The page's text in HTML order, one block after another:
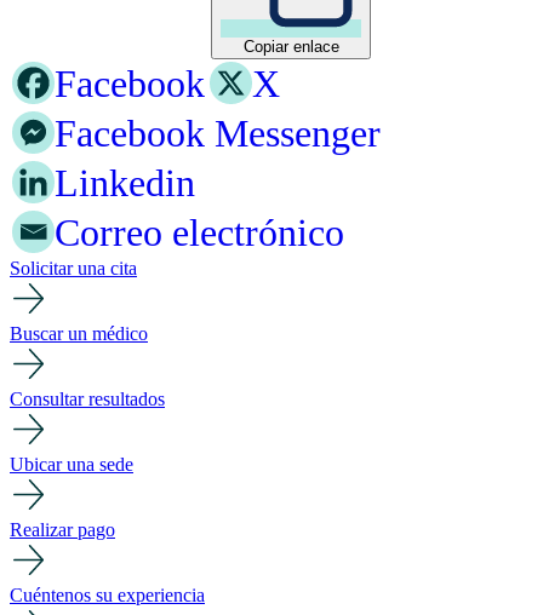
Copiar enlace
Facebook
X
Facebook Messenger
Linkedin
Correo electrónico
Solicitar una cita
Buscar un médico
Consultar resultados
Ubicar una sede
Realizar pago
Cuéntenos su experiencia